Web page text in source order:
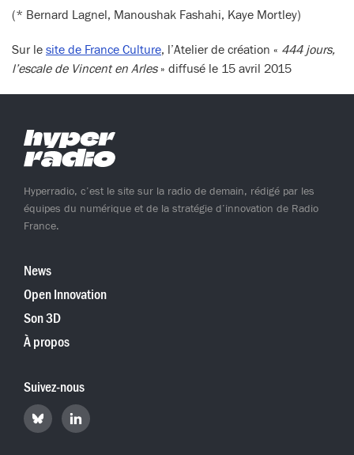
(* Bernard Lagnel, Manoushak Fashahi, Kaye Mortley)
Sur le site de France Culture, l’Atelier de création « 444 jours,
l’escale de Vincent en Arles» diffusé le 15 avril 2015
Hyperradio, c’est le site sur la radio de demain, rédigé par les
équipes du numérique et de la stratégie d’innovation de Radio
France.
News
Open Innovation
Son 3D
À propos
Suivez-nous
Retrouvez
Hyperradio
Retrouvez
Hyperradio